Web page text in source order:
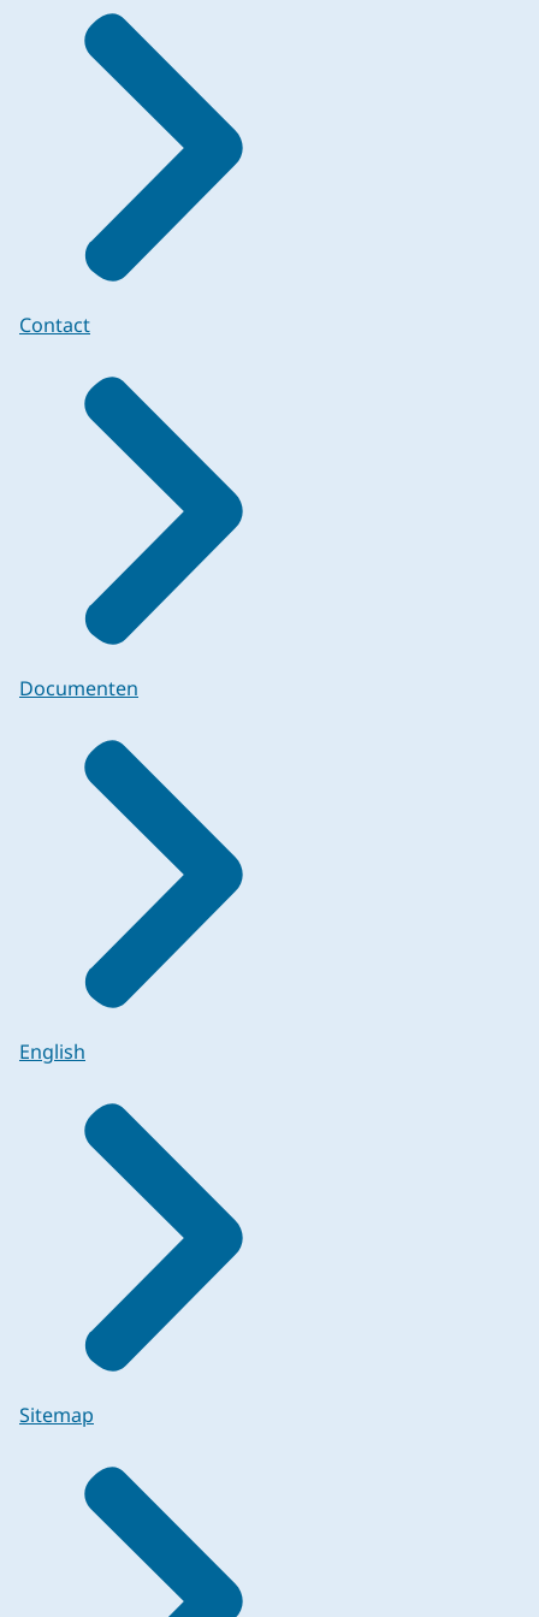
Contact
Documenten
English
Sitemap